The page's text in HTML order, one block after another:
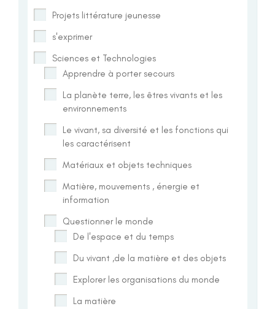
Projets littérature jeunesse
s'exprimer
Sciences et Technologies
Apprendre à porter secours
La planète terre, les êtres vivants et les
environnements
Le vivant, sa diversité et les fonctions qui
les caractérisent
Matériaux et objets techniques
Matière, mouvements , énergie et
information
Questionner le monde
De l'espace et du temps
Du vivant ,de la matière et des objets
Explorer les organisations du monde
La matière